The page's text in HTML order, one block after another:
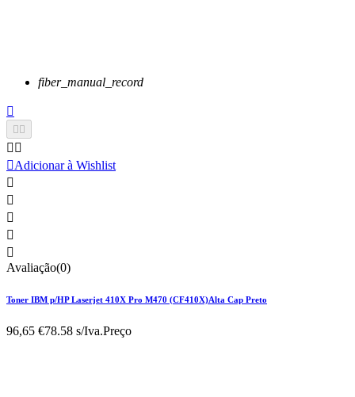
fiber_manual_record

 
 
Adicionar à Wishlist





Avaliação(0)
Toner IBM p/HP Laserjet 410X Pro M470 (CF410X)Alta Cap Preto
96,65 €78.58 s/Iva.Preço